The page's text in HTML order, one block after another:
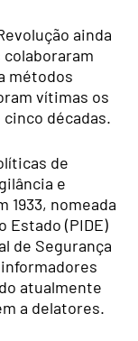
ainda
métodos
vítimas os
décadas.
de
e
1933, nomeada
Estado (PIDE)
de Segurança
atualmente
a delatores.